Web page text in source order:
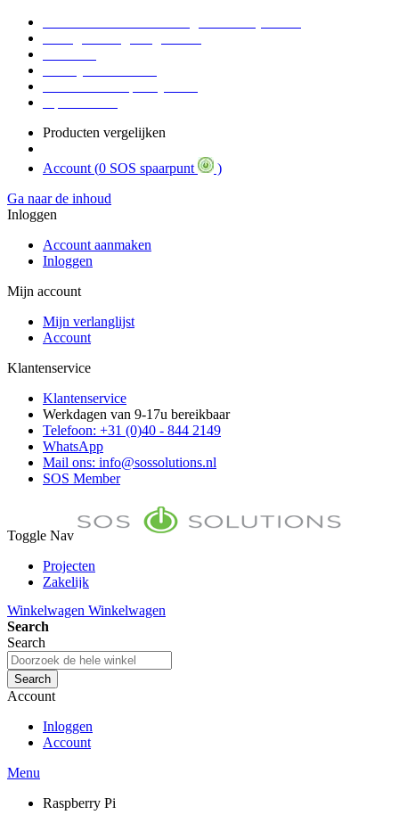
Producten vergelijken
Account (0 SOS spaarpunt
)
Ga naar de inhoud
Inloggen
Account aanmaken
Inloggen
Mijn account
Mijn verlanglijst
Account
Klantenservice
Klantenservice
Werkdagen van 9-17u bereikbaar
Telefoon: +31 (0)40 - 844 2149
WhatsApp
Mail ons: info@sossolutions.nl
SOS Member
Toggle Nav
Projecten
Zakelijk
Toon prijzen Incl. BTW
Toon prijzen Excl. BTW
Winkelwagen Winkelwagen
Search
Search
Search
Account
Inloggen
Account
Menu
Raspberry Pi